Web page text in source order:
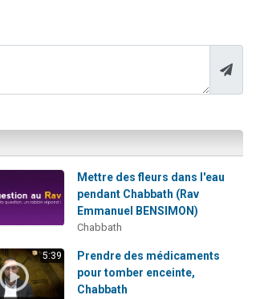
Mettre des fleurs dans l'eau
pendant Chabbath (Rav
Emmanuel BENSIMON)
Chabbath
5:39
Prendre des médicaments
pour tomber enceinte,
Chabbath